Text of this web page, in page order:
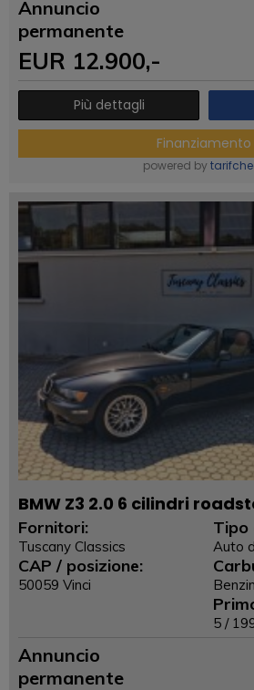
Annuncio
permanente
EUR 12.900,-
Più dettagli
Finanziamento
powered by
BMW Z3 2.0 6 cilindri
Fornitori:
Tuscany Classics
CAP / posizione:
50059 Vinci
Tipo
Auto
5 /
Annuncio
permanente